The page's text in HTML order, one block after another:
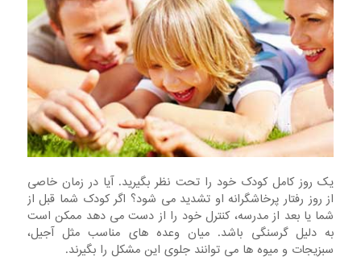
یک روز کامل کودک خود را تحت نظر بگیرید. آیا در زمان خاصی
از روز رفتار پرخاشگرانه او تشدید می شود؟ اگر کودک شما قبل از
شما یا بعد از مدرسه، کنترل خود را از دست می دهد ممکن است
به دلیل گرسنگی باشد. میان وعده های مناسب مثل آجیل،
سبزیجات و میوه ها می توانند جلوی این مشکل را بگیرند.